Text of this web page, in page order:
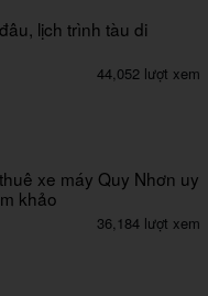
lịch trình tàu di
44,052 lượt xem
xe máy Quy Nhơn uy
khảo
36,184 lượt xem